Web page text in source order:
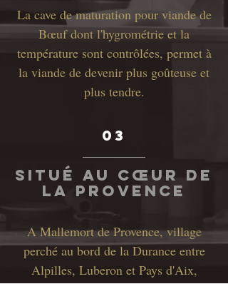
La cave de maturation pour viande de
Bœuf dont l'hygrométrie et la
température sont contrôlées, permet à
la viande de devenir plus goûteuse et
plus tendre.
03
Situé au cœur de
la provence
A Mallemort de Provence, village
perché au bord de la Durance entre
Alpilles, Luberon et Pays d'Aix,